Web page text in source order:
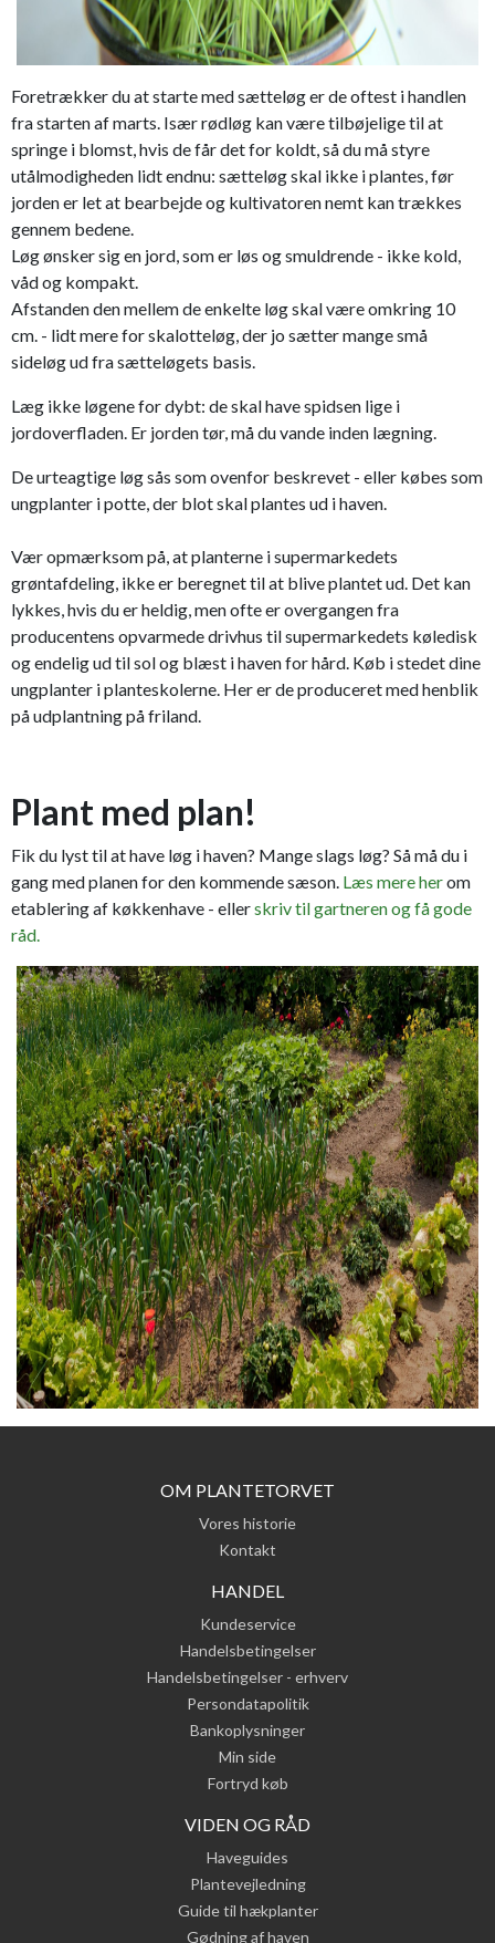
Foretrækker du at starte med sætteløg er de oftest i handlen
fra starten af marts. Især rødløg kan være tilbøjelige til at
springe i blomst, hvis de får det for koldt, så du må styre
utålmodigheden lidt endnu: sætteløg skal ikke i plantes, før
jorden er let at bearbejde og kultivatoren nemt kan trækkes
gennem bedene.
Løg ønsker sig en jord, som er løs og smuldrende - ikke kold,
våd og kompakt.
Afstanden den mellem de enkelte løg skal være omkring 10
cm. - lidt mere for skalotteløg, der jo sætter mange små
sideløg ud fra sætteløgets basis.
Læg ikke løgene for dybt: de skal have spidsen lige i
jordoverfladen. Er jorden tør, må du vande inden lægning.
De urteagtige løg sås som ovenfor beskrevet - eller købes som
ungplanter i potte, der blot skal plantes ud i haven.
Vær opmærksom på, at planterne i supermarkedets
grøntafdeling, ikke er beregnet til at blive plantet ud. Det kan
lykkes, hvis du er heldig, men ofte er overgangen fra
producentens opvarmede drivhus til supermarkedets køledisk
og endelig ud til sol og blæst i haven for hård. Køb i stedet dine
ungplanter i planteskolerne. Her er de produceret med henblik
på udplantning på friland.
Plant med plan!
Fik du lyst til at have løg i haven? Mange slags løg? Så må du i
gang med planen for den kommende sæson. Læs mere herom
etablering af køkkenhave - ellerskriv til gartneren og få gode
råd.
OM PLANTETORVET
Vores historie
Kontakt
HANDEL
Kundeservice
Handelsbetingelser
Handelsbetingelser - erhverv
Persondatapolitik
Bankoplysninger
Min side
Fortryd køb
VIDEN OG RÅD
Haveguides
Plantevejledning
Guide til hækplanter
Gødning af haven